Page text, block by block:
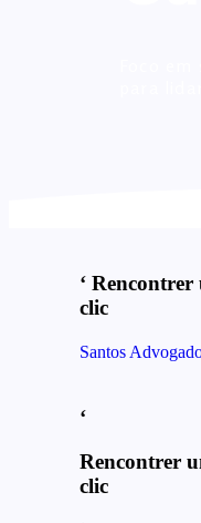
‘ Rencontrer
clic
Santos
‘
Rencontrer
clic